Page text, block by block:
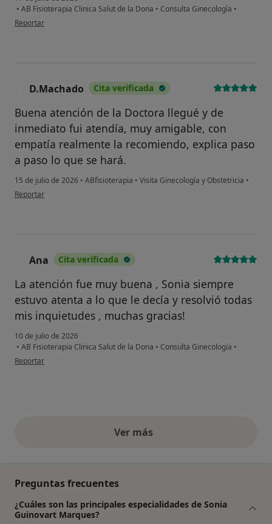
• AB Fisioterapia Clinica Salut de la Dona • Consulta Ginecología •
en opinión del usuario JL
Reportar
D.Machado Cita verificada
Buena atención de la Doctora llegué y de
inmediato fui atendía, muy amigable, con
empatía realmente la recomiendo, explica paso
a paso lo que se hará.
15 de julio de 2026 • ABfisioterapia • Visita Ginecología y Obstetricia •
en opinión del usuario D.Machado
Reportar
Ana Cita verificada
La atención fue muy buena , Sonia siempre
estuvo atenta a lo que le decía y resolvió todas
mis inquietudes , muchas gracias!
10 de julio de 2026
• AB Fisioterapia Clinica Salut de la Dona • Consulta Ginecología •
en opinión del usuario Ana
Reportar
Ver másopiniones anteriores
Preguntas frecuentes
¿Cuáles son las principales especialidades de Sonia
Guinovart Marques?